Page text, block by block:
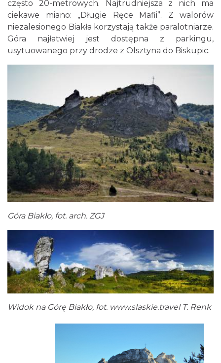
często 20-metrowych. Najtrudniejsza z nich ma
ciekawe miano: „Długie Ręce Mafii”. Z walorów
niezalesionego Biakła korzystają także paralotniarze.
Góra najłatwiej jest dostępna z parkingu,
usytuowanego przy drodze z Olsztyna do Biskupic.
Góra Biakło, fot. arch. ZGJ
Widok na Górę Biakło, fot. www.slaskie.travelT. Renk